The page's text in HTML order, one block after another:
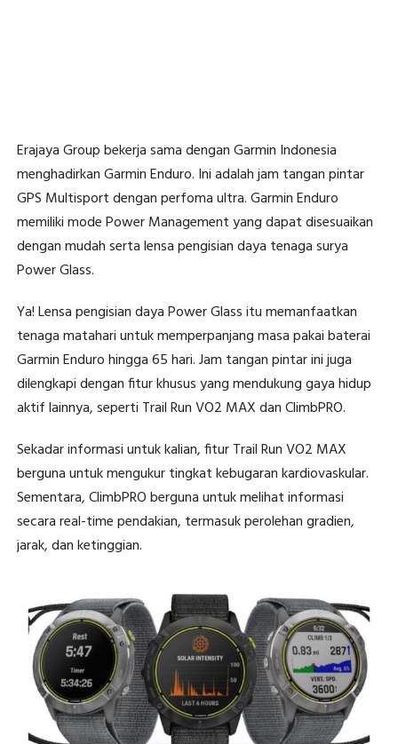
Erajaya Group bekerja sama dengan Garmin Indonesia
menghadirkan Garmin Enduro. Ini adalah jam tangan pintar
GPS Multisport dengan perfoma ultra. Garmin Enduro
memiliki mode Power Management yang dapat disesuaikan
dengan mudah serta lensa pengisian daya tenaga surya
Power Glass.
Ya! Lensa pengisian daya Power Glass itu memanfaatkan
tenaga matahari untuk memperpanjang masa pakai baterai
Garmin Enduro hingga 65 hari. Jam tangan pintar ini juga
dilengkapi dengan fitur khusus yang mendukung gaya hidup
aktif lainnya, seperti Trail Run VO2 MAX dan ClimbPRO.
Sekadar informasi untuk kalian, fitur Trail Run VO2 MAX
berguna untuk mengukur tingkat kebugaran kardiovaskular.
Sementara, ClimbPRO berguna untuk melihat informasi
secara real-time pendakian, termasuk perolehan gradien,
jarak, dan ketinggian.